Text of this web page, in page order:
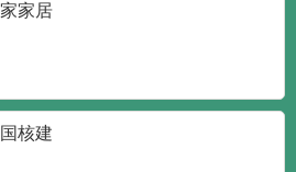
家居
核建